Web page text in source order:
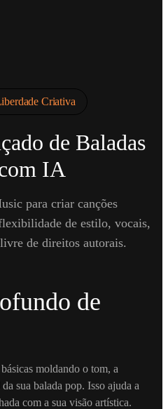
Criativa
de Baladas
IA
para criar canções
de estilo, vocais,
de direitos autorais.
de
moldando o tom, a
sua balada pop. Isso ajuda a
com a sua visão artística.